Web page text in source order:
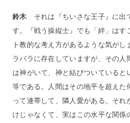
鈴木 それは『ちいさな王子』に出
す。『戦う操縦士』でも「絆」は
ト教的な考え方があるような気が
ラバラに存在していますが、その
は神がいて、神と結びついている
等である。人間はその地平を超え
って連帯して、隣人愛がある。そ
けじゃなくて、実はこの水平な関